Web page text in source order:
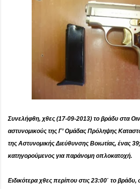
Συνελήφθη, χθες (17-09-2013) το βράδυ στα
αστυνομικούς της Γ’ Ομάδας Πρόληψης
της Αστυνομικής Διεύθυνσης Βοιωτίας, ένας
κατηγορούμενος για παράνομη οπλοκατοχή.
Ειδικότερα χθες περίπου στις 23:00΄ το βράδυ,